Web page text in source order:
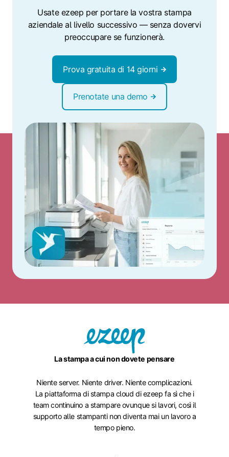
Usate ezeep per portare la vostra stampa
aziendale al livello successivo — senza dovervi
preoccupare se funzionerà.
Prova gratuita di 14 giorni
Prenotate una demo
La stampa a cui non dovete pensare
Niente server. Niente driver. Niente complicazioni.
La piattaforma di stampa cloud di ezeep fa sì che i
team continuino a stampare ovunque si lavori, così il
supporto alle stampanti non diventa mai un lavoro a
tempo pieno.